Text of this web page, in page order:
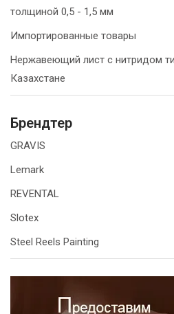
толщиной 0,5 - 1,5 мм
Импортированные товары
Нержавеющий лист с нитридом
Казахстане
Брендтер
GRAVIS
Lemark
REVENTAL
Slotex
Steel Reels Painting